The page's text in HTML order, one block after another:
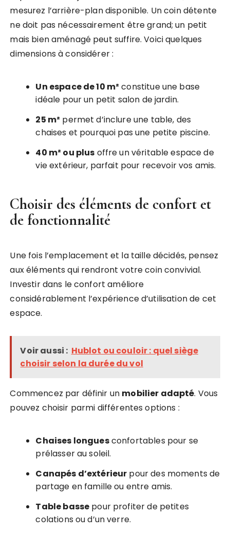
mesurez l’arrière-plan disponible. Un coin détente
ne doit pas nécessairement être grand; un petit
mais bien aménagé peut suffire. Voici quelques
dimensions à considérer :
Un espace de 10 m² constitue une base
idéale pour un petit salon de jardin.
25 m² permet d’inclure une table, des
chaises et pourquoi pas une petite piscine.
40 m² ou plus offre un véritable espace de
vie extérieur, parfait pour recevoir vos amis.
Choisir des éléments de confort et
de fonctionnalité
Une fois l’emplacement et la taille décidés, pensez
aux éléments qui rendront votre coin convivial.
Investir dans le confort améliore
considérablement l’expérience d’utilisation de cet
espace.
Voir aussi : Hublot ou couloir : quel siège
choisir selon la durée du vol
Commencez par définir un mobilier adapté. Vous
pouvez choisir parmi différentes options :
Chaises longuesconfortables pour se
prélasser au soleil.
Canapés d’extérieur pour des moments de
partage en famille ou entre amis.
Table basse pour profiter de petites
colations ou d’un verre.